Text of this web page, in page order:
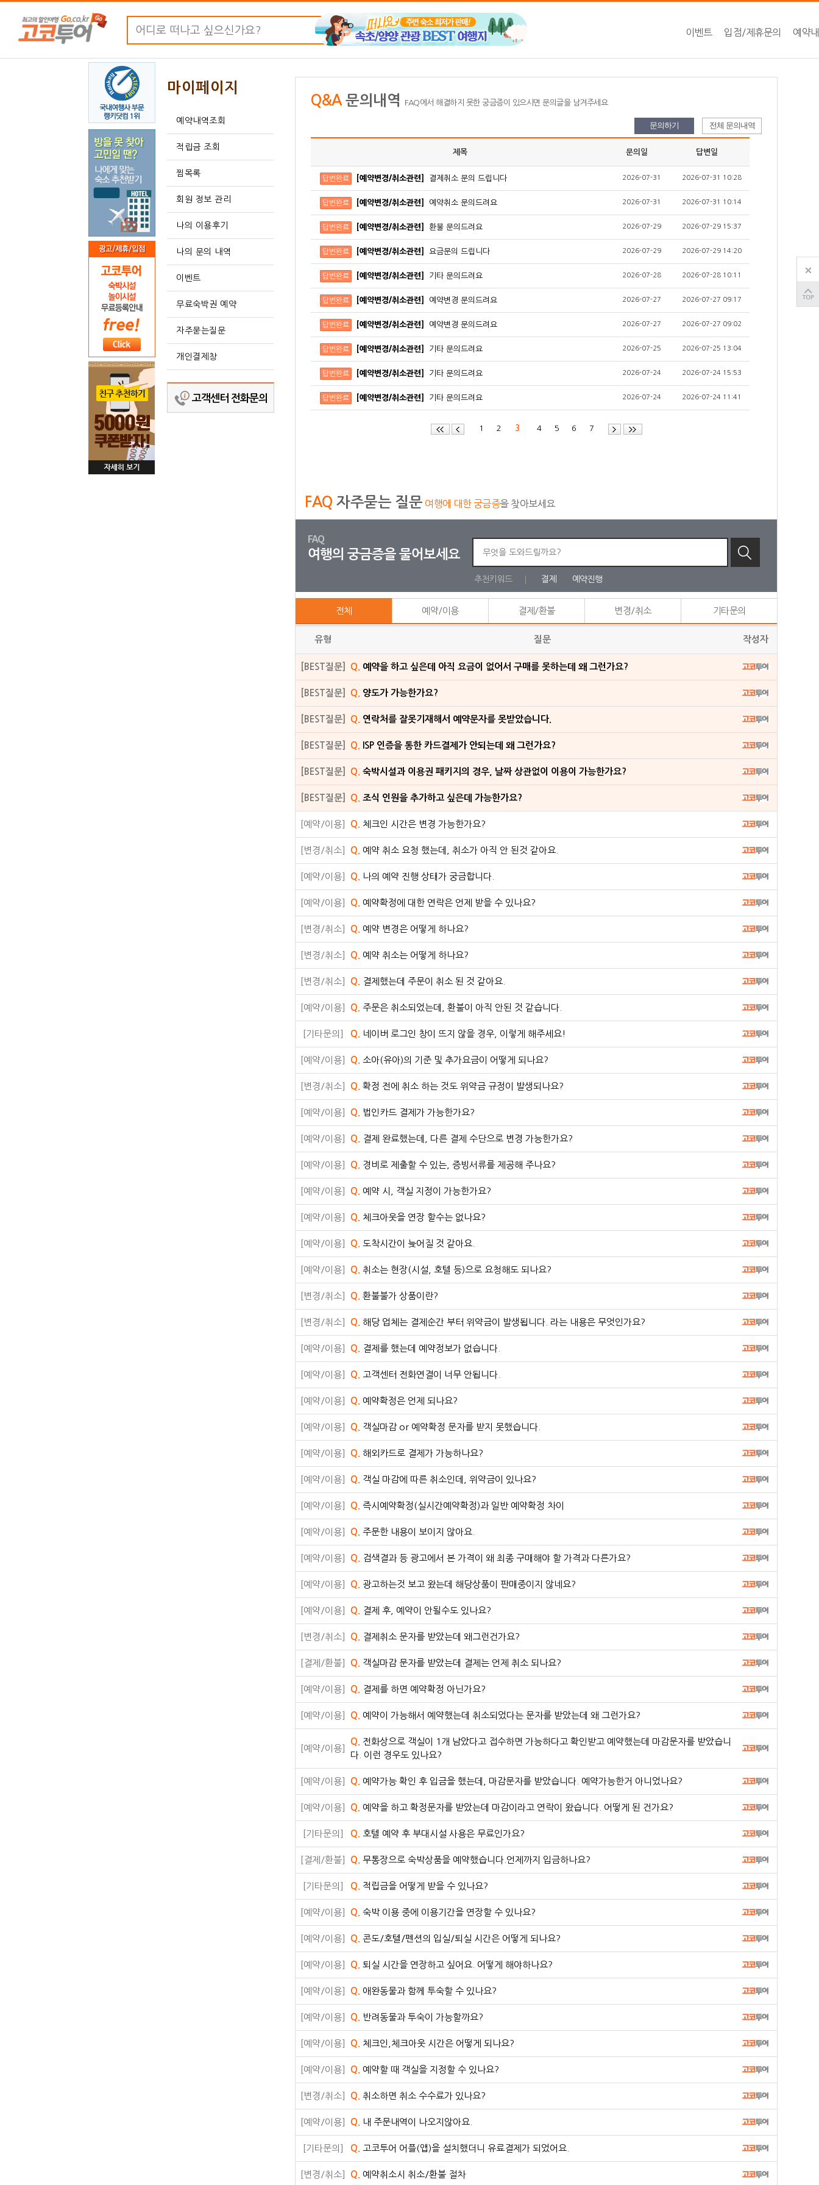
이벤트 입점/제휴문의 예약
마이페이지
예약내역조회
적립금 조회
찜목록
회원 정보 관리
나의 이용후기
나의 문의 내역
이벤트
무료숙박권 예약
자주묻는질문
개인결제창
고객센터 전화문의
Q&A문의내역 FAQ에서 해결하지 못한 궁금증이 있으시면 문의글을 남겨주세요
문의하기 전체 문의내역
제목 문의일 답변일
답변완료 [예약변경/취소관련] 결제취소 문의 드립니다 2026-07-31 2026-07-31 10:28
답변완료 [예약변경/취소관련] 예약취소 문의드려요 2026-07-31 2026-07-31 10:14
답변완료 [예약변경/취소관련] 환불 문의드려요 2026-07-29 2026-07-29 15:37
답변완료 [예약변경/취소관련] 요금문의 드립니다 2026-07-29 2026-07-29 14:20
답변완료 [예약변경/취소관련] 기타 문의드려요 2026-07-28 2026-07-28 10:11
답변완료 [예약변경/취소관련] 예약변경 문의드려요 2026-07-27 2026-07-27 09:17
답변완료 [예약변경/취소관련] 예약변경 문의드려요 2026-07-27 2026-07-27 09:02
답변완료 [예약변경/취소관련] 기타 문의드려요 2026-07-25 2026-07-25 13:04
답변완료 [예약변경/취소관련] 기타 문의드려요 2026-07-24 2026-07-24 15:53
답변완료 [예약변경/취소관련] 기타 문의드려요 2026-07-24 2026-07-24 11:41
1 2 3 4 5 6 7
FAQ 자주묻는 질문 여행에 대한 궁금증을 찾아보세요
FAQ
여행의 궁금증을 물어보세요
추천키워드 결제 예약진행
전체 예약/이용 결제/환불 변경/취소 기타문의
유형 질문 작성자
[BEST질문] Q. 예약을 하고 싶은데 아직 요금이 없어서 구매를 못하는데 왜 그런가요?
[BEST질문] Q. 양도가 가능한가요?
[BEST질문] Q. 연락처를 잘못기재해서 예약문자를 못받았습니다.
[BEST질문] Q. ISP 인증을 통한 카드결제가 안되는데 왜 그런가요?
[BEST질문] Q. 숙박시설과 이용권 패키지의 경우, 날짜 상관없이 이용이 가능한가요?
[BEST질문] Q. 조식 인원을 추가하고 싶은데 가능한가요?
[예약/이용] Q. 체크인 시간은 변경 가능한가요?
[변경/취소] Q. 예약 취소 요청 했는데, 취소가 아직 안 된것 같아요.
[예약/이용] Q. 나의 예약 진행 상태가 궁금합니다.
[예약/이용] Q. 예약확정에 대한 연락은 언제 받을 수 있나요?
[변경/취소] Q. 예약 변경은 어떻게 하나요?
[변경/취소] Q. 예약 취소는 어떻게 하나요?
[변경/취소] Q. 결제했는데 주문이 취소 된 것 같아요.
[예약/이용] Q. 주문은 취소되었는데, 환불이 아직 안된 것 같습니다.
[기타문의] Q. 네이버 로그인 창이 뜨지 않을 경우, 이렇게 해주세요!
[예약/이용] Q. 소아(유아)의 기준 및 추가요금이 어떻게 되나요?
[변경/취소] Q. 확정 전에 취소 하는 것도 위약금 규정이 발생되나요?
[예약/이용] Q. 법인카드 결제가 가능한가요?
[예약/이용] Q. 결제 완료했는데, 다른 결제 수단으로 변경 가능한가요?
[예약/이용] Q. 경비로 제출할 수 있는, 증빙서류를 제공해 주나요?
[예약/이용] Q. 예약 시, 객실 지정이 가능한가요?
[예약/이용] Q. 체크아웃을 연장 할수는 없나요?
[예약/이용] Q. 도착시간이 늦어질 것 같아요.
[예약/이용] Q. 취소는 현장(시설, 호텔 등)으로 요청해도 되나요?
[변경/취소] Q. 환불불가 상품이란?
[변경/취소] Q. 해당 업체는 결제순간 부터 위약금이 발생됩니다. 라는 내용은 무엇인가요?
[예약/이용] Q. 결제를 했는데 예약정보가 없습니다.
[예약/이용] Q. 고객센터 전화연결이 너무 안됩니다.
[예약/이용] Q. 예약확정은 언제 되나요?
[예약/이용] Q. 객실마감 or 예약확정 문자를 받지 못했습니다.
[예약/이용] Q. 해외카드로 결제가 가능하나요?
[예약/이용] Q. 객실 마감에 따른 취소인데, 위약금이 있나요?
[예약/이용] Q. 즉시예약확정(실시간예약확정)과 일반 예약확정 차이
[예약/이용] Q. 주문한 내용이 보이지 않아요.
[예약/이용] Q. 검색결과 등 광고에서 본 가격이 왜 최종 구매해야 할 가격과 다른가요?
[예약/이용] Q. 광고하는것 보고 왔는데 해당상품이 판매중이지 않네요?
[예약/이용] Q. 결제 후, 예약이 안될수도 있나요?
[변경/취소] Q. 결제취소 문자를 받았는데 왜그런건가요?
[결제/환불] Q. 객실마감 문자를 받았는데 결제는 언제 취소 되나요?
[예약/이용] Q. 결제를 하면 예약확정 아닌가요?
[예약/이용] Q. 예약이 가능해서 예약했는데 취소되었다는 문자를 받았는데 왜 그런가요?
[예약/이용]
Q.
전화상으로 객실이 1개 남았다고 접수하면 가능하다고 확인받고 예약했는데 마감문자를 받았습니
다. 이런 경우도 있나요?
[예약/이용] Q. 예약가능 확인 후 입금을 했는데, 마감문자를 받았습니다. 예약가능한거 아니었나요?
[예약/이용] Q. 예약을 하고 확정문자를 받았는데 마감이라고 연락이 왔습니다. 어떻게 된 건가요?
[기타문의] Q. 호텔 예약 후 부대시설 사용은 무료인가요?
[결제/환불] Q. 무통장으로 숙박상품을 예약했습니다.언제까지 입금하나요?
[기타문의] Q. 적립금을 어떻게 받을 수 있나요?
[예약/이용] Q. 숙박 이용 중에 이용기간을 연장할 수 있나요?
[예약/이용] Q. 콘도/호텔/펜션의 입실/퇴실 시간은 어떻게 되나요?
[예약/이용] Q. 퇴실 시간을 연장하고 싶어요. 어떻게 해야하나요?
[예약/이용] Q. 애완동물과 함께 투숙할 수 있나요?
[예약/이용] Q. 반려동물과 투숙이 가능할까요?
[예약/이용] Q. 체크인,체크아웃 시간은 어떻게 되나요?
[예약/이용] Q. 예약할 때 객실을 지정할 수 있나요?
[변경/취소] Q. 취소하면 취소 수수료가 있나요?
[예약/이용] Q. 내 주문내역이 나오지않아요.
[기타문의] Q. 고코투어 어플(앱)을 설치했더니 유료결제가 되었어요.
[변경/취소] Q. 예약취소시 취소/환불 절차